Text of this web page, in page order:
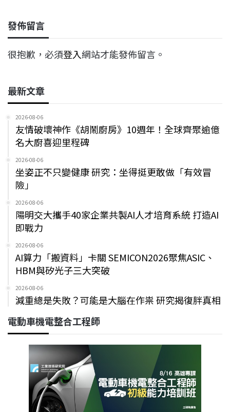
發佈留言
很抱歉，必須登入網站才能發佈留言。
最新文章
2026-08-06
友情破壞神作《胡鬧廚房》10週年！全球齊聚逾億
名大廚喜迎里程碑
2026-08-06
坐姿正不只變健康 研究：坐得挺更敢做「有效冒
險」
2026-08-06
陽明交大攜手40家企業共製AI人才培育系統 打造AI
即戰力
2026-08-06
AI算力「搬資料」卡關 SEMICON2026聚焦ASIC、
HBM與矽光子三大突破
2026-08-06
減重總是失敗？可能是大腦在作祟 研究揭復胖真相
電動車機電整合工程師